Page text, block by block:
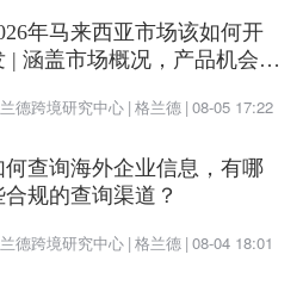
然不必公司的每个员工都
公司由一名主要员工的个
就可以了，或者说使用老
司页面（这个我要单独说
理的账户建立，人员离职
年马来西亚市场该如何开
| 涵盖市场概况，产品机会及
德跨境研究中心 | 格兰德 | 08-05 17:22
何查询海外企业信息，有哪
合规的查询渠道？
德跨境研究中心 | 格兰德 | 08-04 18:01